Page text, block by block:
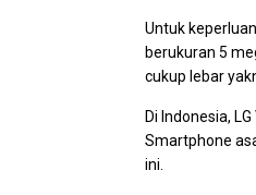
Untuk
berukuran 5
cukup lebar
Di Indonesia,
Smartphone
ini.